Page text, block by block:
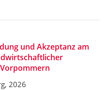
und Akzeptanz am
2026